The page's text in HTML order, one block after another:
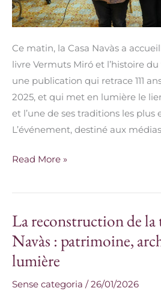
Ce matin, la Casa Navàs a
livre Vermuts Miró et l’histoire
une publication qui retrace 111
2025, et qui met en lumière le
et l’une de ses traditions les
L’événement, destiné aux
vermouth
à
Read More »
La reconstruction de la
Navàs : patrimoine,
lumière
Sense categoria / 26/01/2026
La
reconstruction
de
la
tour